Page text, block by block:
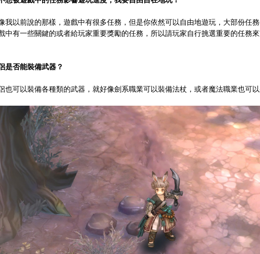
我以前說的那樣，遊戲中有很多任務，但是你依然可以自由地遊玩，大部份任
中有一些關鍵的或者給玩家重要獎勵的任務，所以請玩家自行挑選重要的任務來
是否能裝備武器？
也可以裝備各種類的武器，就好像劍系職業可以裝備法杖，或者魔法職業也可